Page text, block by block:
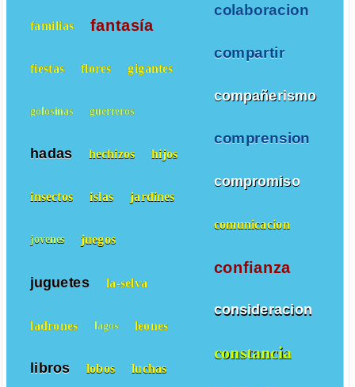
colaboracion
compartir
compañerismo
comprension
compromiso
comunicacion
confianza
consideracion
constancia
familias fantasía
fiestas flores gigantes
golosinas guerreros
hadas hechizos hijos
insectos islas jardines
jovenes juegos
juguetes la-selva
ladrones lagos leones
libros lobos luchas